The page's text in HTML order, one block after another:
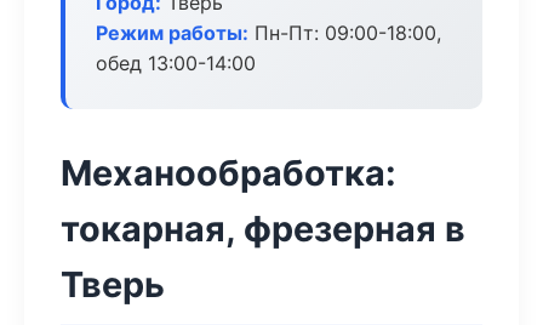
Режим работы: Пн-Пт: 09:00-18:00,
обед 13:00-14:00
Механообработка:
токарная, фрезерная в
Тверь